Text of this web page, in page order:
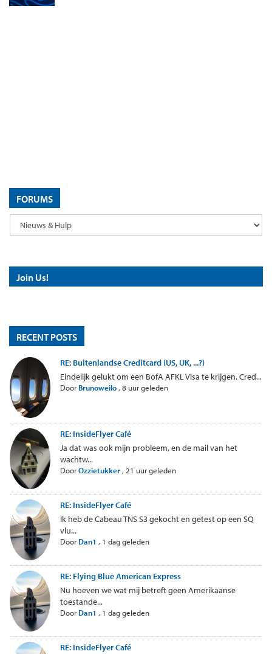
FORUMS
Join Us!
RECENT POSTS
RE: Buitenlandse Creditcard (US, UK, ...?)
Eindelijk gelukt om een BofA AFKL Visa te krijgen. Cred...
Door Brunoweilo,8 uur geleden
RE: InsideFlyer Café
Ja dat was ook mijn probleem, en de mail van het
wachtw...
DoorOzzietukker,21 uur geleden
RE: InsideFlyer Café
Ik heb de Cabeau TNS S3 gekocht en getest op een SQ
vlu...
Door Dan1 , 1 dag geleden
RE: Flying Blue American Express
Nu hoeven we wat mij betreft geen Amerikaanse
toestande...
Door Dan1 , 1 dag geleden
RE: InsideFlyer Café